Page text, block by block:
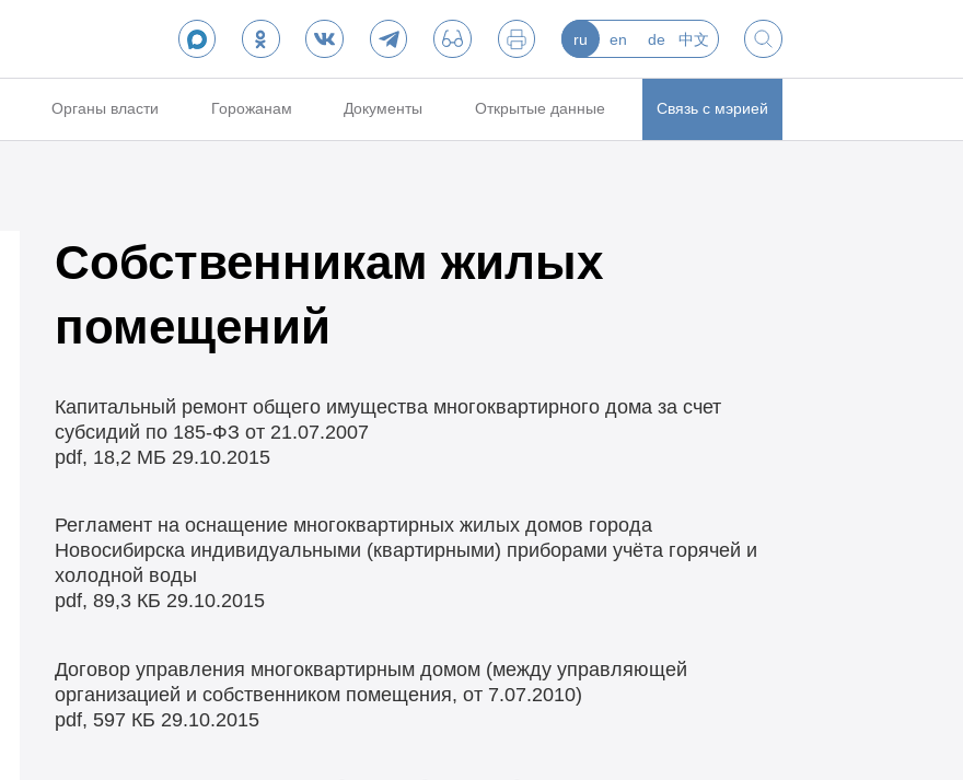
ru en de 中文
Органы власти Горожанам Документы Открытые данные Связь с мэрией
Собственникам жилых
помещений
Капитальный ремонт общего имущества многоквартирного дома за счет
субсидий по 185-ФЗ от 21.07.2007
pdf, 18,2 МБ 29.10.2015
Регламент на оснащение многоквартирных жилых домов города
Новосибирска индивидуальными (квартирными) приборами учёта горячей и
холодной воды
pdf, 89,3 КБ 29.10.2015
Договор управления многоквартирным домом (между управляющей
организацией и собственником помещения, от 7.07.2010)
pdf, 597 КБ 29.10.2015